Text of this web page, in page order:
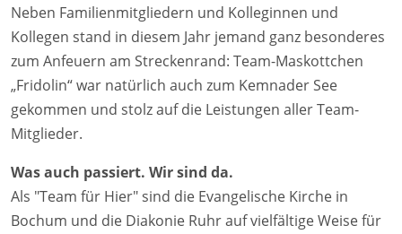
Neben Familienmitgliedern und Kolleginnen und
Kollegen stand in diesem Jahr jemand ganz besonderes
zum Anfeuern am Streckenrand: Team-Maskottchen
„Fridolin“ war natürlich auch zum Kemnader See
gekommen und stolz auf die Leistungen aller Team-
Mitglieder.
Was auch passiert. Wir sind da.
Als "Team für Hier" sind die Evangelische Kirche in
Bochum und die Diakonie Ruhr auf vielfältige Weise für